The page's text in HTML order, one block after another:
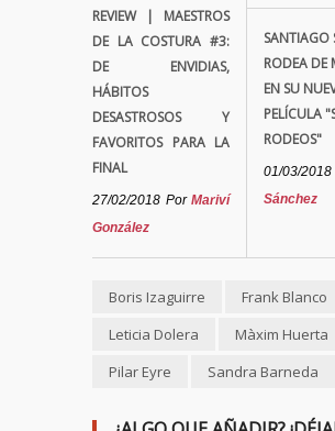
REVIEW | MAESTROS
DE LA COSTURA #3:
DE ENVIDIAS,
HÁBITOS
DESASTROSOS Y
FAVORITOS PARA LA
FINAL
27/02/2018 Por Mariví
González
SANTIAGO
RODEA DE
EN SU
PELÍCULA
RODEOS"
01/03/2018
Sánchez
Boris Izaguirre
Frank Blanco
Leticia Dolera
Màxim Huerta
Pilar Eyre
Sandra Barneda